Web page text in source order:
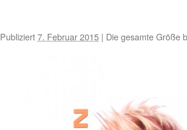
Publiziert7. Februar 2015 | Die gesamte Größe